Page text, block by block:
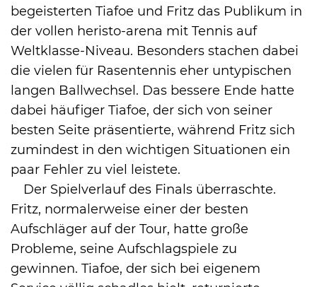
begeisterten Tiafoe und Fritz das Publikum in
der vollen heristo-arena mit Tennis auf
Weltklasse-Niveau. Besonders stachen dabei
die vielen für Rasentennis eher untypischen
langen Ballwechsel. Das bessere Ende hatte
dabei häufiger Tiafoe, der sich von seiner
besten Seite präsentierte, während Fritz sich
zumindest in den wichtigen Situationen ein
paar Fehler zu viel leistete.
Der Spielverlauf des Finals überraschte.
Fritz, normalerweise einer der besten
Aufschläger auf der Tour, hatte große
Probleme, seine Aufschlagspiele zu
gewinnen. Tiafoe, der sich bei eigenem